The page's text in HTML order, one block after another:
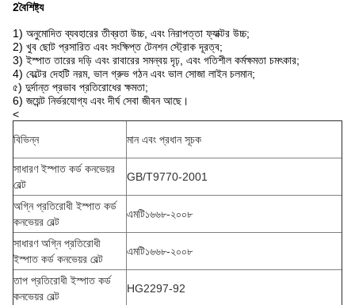
2বৈশিষ্ট্য
1) অনুমোদিত ব্যবহারের তীব্রতা উচ্চ, এবং নিরাপত্তা ফ্যাক্টর উচ্চ;
2) খুব ছোট প্রসারিত এবং সংক্ষিপ্ত টেনশন স্ট্রোক দূরত্ব;
3) ইস্পাত তারের দড়ি এবং রাবারের সমন্বয় দৃঢ়, এবং গতিশীল কর্মক্ষমতা চমৎকার;
4) বেল্টের দেহটি নরম, ভাল গ্রুভ গঠন এবং ভাল সোজা লাইন চলমান;
৫) দুর্দান্ত প্রভাব প্রতিরোধের ক্ষমতা;
6) জয়েন্ট নির্ভরযোগ্য এবং দীর্ঘ সেবা জীবন আছে।
<
বিভিন্ন
মান এবং প্রধান সূচক
সাধারণ ইস্পাত কর্ড কনভেয়র
বেল্ট
GB/T9770-2001
অগ্নি প্রতিরোধী ইস্পাত কর্ড
কনভেয়র বেল্ট
এমটি১৬৬৮-২০০৮
সাধারণ অগ্নি প্রতিরোধী
ইস্পাত কর্ড কনভেয়র বেল্ট
এমটি১৬৬৮-২০০৮
তাপ প্রতিরোধী ইস্পাত কর্ড
কনভেয়র বেল্ট
HG2297-92